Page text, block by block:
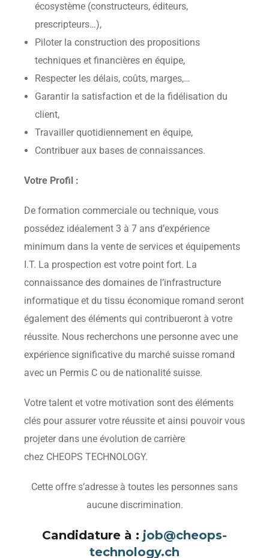
écosystème (constructeurs, éditeurs,
prescripteurs…),
Piloter la construction des propositions
techniques et financières en équipe,
Respecter les délais, coûts, marges,…
Garantir la satisfaction et de la fidélisation du
client,
Travailler quotidiennement en équipe,
Contribuer aux bases de connaissances.
Votre Profil :
De formation commerciale ou technique, vous
possédez idéalement 3 à 7 ans d’expérience
minimum dans la vente de services et équipements
I.T. La prospection est votre point fort. La
connaissance des domaines de l’infrastructure
informatique et du tissu économique romand seront
également des éléments qui contribueront à votre
réussite. Nous recherchons une personne avec une
expérience significative du marché suisse romand
avec un Permis C ou de nationalité suisse.
Votre talent et votre motivation sont des éléments
clés pour assurer votre réussite et ainsi pouvoir vous
projeter dans une évolution de carrière
chez CHEOPS TECHNOLOGY.
Cette offre s’adresse à toutes les personnes sans
aucune discrimination.
Candidature à : job@cheops-
technology.ch